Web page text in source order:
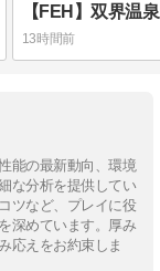
13時間前
能の最新動向、環境
な分析を提供してい
ツなど、プレイに役
深めています。厚み
応えをお約束しま